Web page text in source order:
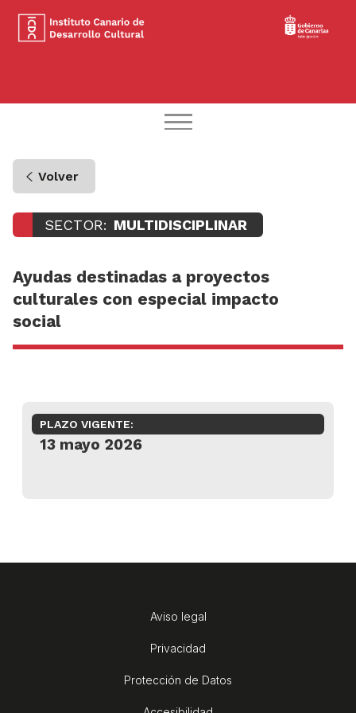
Volver
SECTOR: MULTIDISCIPLINAR
Ayudas destinadas a proyectos
culturales con especial impacto
social
PLAZO VIGENTE:
13 mayo 2026
Aviso legal
Privacidad
Protección de Datos